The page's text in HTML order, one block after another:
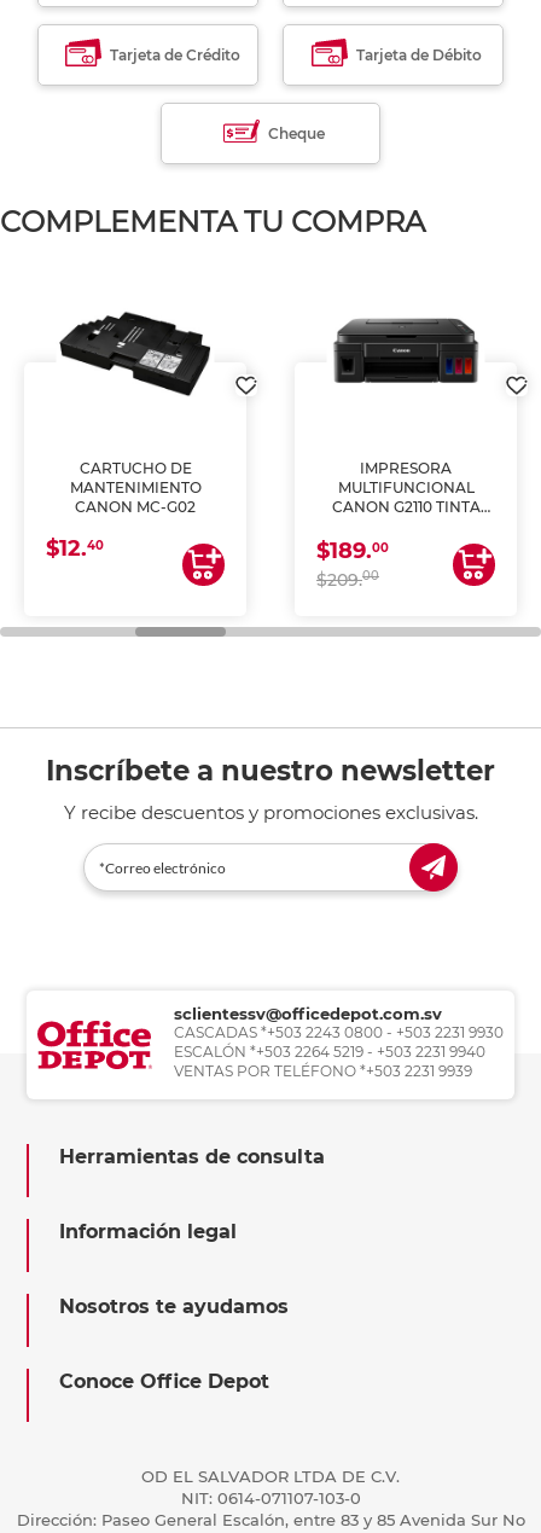
Tarjeta de Crédito Tarjeta de Débito
Cheque
COMPLEMENTA TU COMPRA
CARTUCHO DE
MANTENIMIENTO
CANON MC-G02
$12.40
IMPRESORA
MULTIFUNCIONAL
CANON G2110 TINTA
$189.00
$209.00
Inscríbete a nuestro newsletter
Y recibe descuentos y promociones exclusivas.
sclientessv@officedepot.com.sv
CASCADAS *+503 2243 0800 - +503 2231 9930
ESCALÓN *+503 2264 5219 - +503 2231 9940
VENTAS POR TELÉFONO *+503 2231 9939
Herramientas de consulta
Información legal
Nosotros te ayudamos
Conoce Office Depot
OD EL SALVADOR LTDA DE C.V.
NIT: 0614-071107-103-0
Dirección: Paseo General Escalón, entre 83 y 85 Avenida Sur No